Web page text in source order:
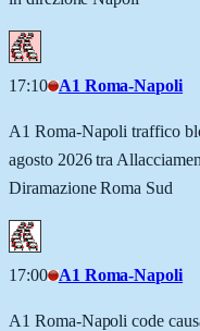
17:10 A1 Roma-Napoli
A1 Roma-Napoli traffico
agosto 2026 tra
Diramazione Roma Sud
17:00 A1 Roma-Napoli
A1 Roma-Napoli code